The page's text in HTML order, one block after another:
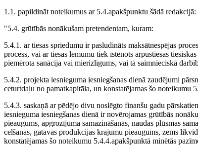
1.1. papildināt noteikumus ar 5.4.apakšpunktu šādā redakcijā:
"5.4. grūtībās nonākušam pretendentam, kuram:
5.4.1. ar tiesas spriedumu ir pasludināts maksātnespējas
process, vai ar tiesas lēmumu tiek īstenots ārpustiesas
piemērota sanācija vai mierizlīgums, vai tā saimnieciskā
5.4.2. projekta iesnieguma iesniegšanas dienā zaudējumi
ceturtdaļu no pamatkapitāla, un konstatējamas šo noteikumu
5.4.3. saskaņā ar pēdējo divu noslēgto finanšu gadu
iesnieguma iesniegšanas dienā ir novērojamas grūtībās
pieaugums, apgrozījuma samazināšanās, naudas plūsmas
celšanās, gatavās produkcijas krājumu pieaugums, zems
konstatējamas šo noteikumu 5.4.4.apakšpunktā minētās